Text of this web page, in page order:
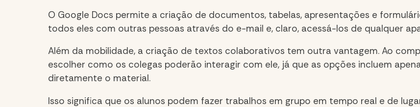
O Google Docs permite a criação de documentos, tabelas, apresentações e
todos eles com outras pessoas através do e-mail e, claro, acessá-los de qualquer
Além da mobilidade, a criação de textos colaborativos tem outra vantagem. Ao
escolher como os colegas poderão interagir com ele, já que as opções incluem
diretamente o material.
Isso significa que os alunos podem fazer trabalhos em grupo em tempo real e de